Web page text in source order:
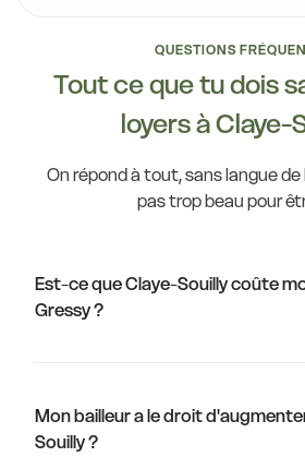
QUESTIONS
Tout ce que tu dois
loyers à Claye-
On répond à tout, sans langue
pas trop beau pour
Est-ce que Claye-Souilly coûte
Gressy ?
Mon bailleur a le droit
Souilly ?